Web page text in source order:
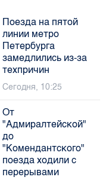
Поезда на пятой
линии метро
Петербурга
замедлились из-за
техпричин
Сегодня, 10:25
От
"Адмиралтейской"
до
"Комендантского"
поезда ходили с
перерывами